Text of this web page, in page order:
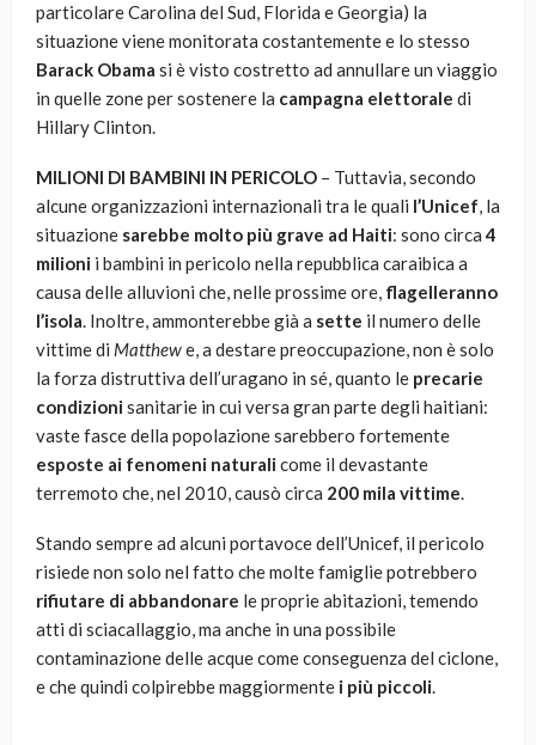
particolare Carolina del Sud, Florida e Georgia) la
situazione viene monitorata costantemente e lo stesso
Barack Obama si è visto costretto ad annullare un viaggio
in quelle zone per sostenere la campagna elettorale di
Hillary Clinton.
MILIONI DI BAMBINI IN PERICOLO – Tuttavia, secondo
alcune organizzazioni internazionali tra le quali l’Unicef, la
situazione sarebbe molto più grave ad Haiti: sono circa4
milioni i bambini in pericolo nella repubblica caraibica a
causa delle alluvioni che, nelle prossime ore, flagelleranno
l’isola. Inoltre, ammonterebbe già a sette il numero delle
vittime di Matthewe, a destare preoccupazione, non è solo
la forza distruttiva dell’uragano in sé, quanto le precarie
condizionisanitarie in cui versa gran parte degli haitiani:
vaste fasce della popolazione sarebbero fortemente
esposte ai fenomeni naturalicome il devastante
terremoto che, nel 2010, causò circa 200 mila vittime.
Stando sempre ad alcuni portavoce dell’Unicef, il pericolo
risiede non solo nel fatto che molte famiglie potrebbero
rifiutare di abbandonare le proprie abitazioni, temendo
atti di sciacallaggio, ma anche in una possibile
contaminazione delle acque come conseguenza del ciclone,
e che quindi colpirebbe maggiormente i più piccoli.